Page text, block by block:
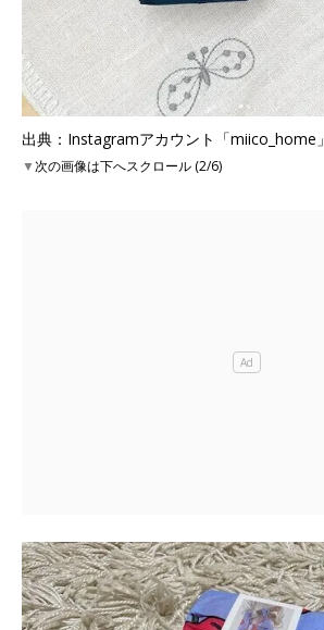
出典：Instagramアカウント「miico_home」
▼次の画像は下へスクロール (2/6)